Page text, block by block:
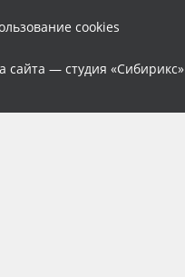
cookies
сайта — студия «Сибирикс»